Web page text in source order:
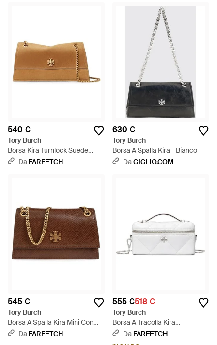
540 €
Tory Burch
Borsa Kira Turnlock Suede
Shoulder Bag Marrone Con
Da FARFETCH
630 €
Tory Burch
Borsa A Spalla Kira - Bianco
DaGIGLIO.COM
545 €
Tory Burch
Borsa A Spalla Kira Mini Con
Effetto Serpente - Marrone
Da FARFETCH
555 €518 €
Tory Burch
Borsa A Tracolla Kira
Trapuntata Con Effetto Vissuto
Da FARFETCH